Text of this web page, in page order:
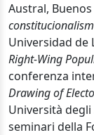
Austral, Buenos
Universidad de
Right-Wing
conferenza
Drawing of
Università degli
seminari della